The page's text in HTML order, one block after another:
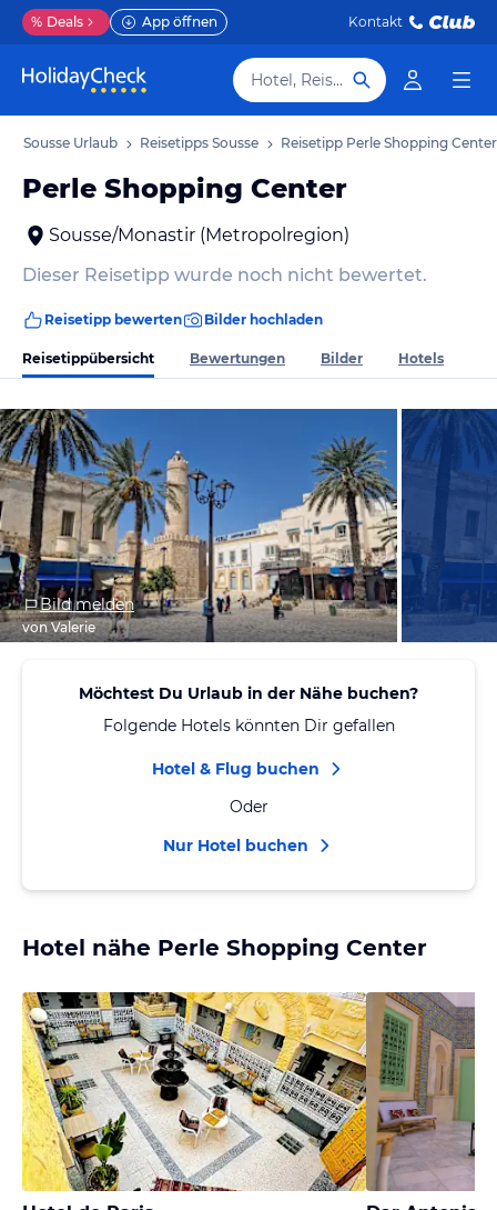
% Deals App öffnen Kontakt
Hotel, Reiseziel
Sousse Urlaub Reisetipps Sousse Reisetipp Perle Shopping Center
Perle Shopping Center
Sousse/Monastir (Metropolregion)
Dieser Reisetipp wurde noch nicht bewertet.
Reisetipp bewerten Bilder hochladen
Reisetippübersicht Bewertungen Bilder Hotels
Bild melden
von Valerie
Möchtest Du Urlaub in der Nähe buchen?
Folgende Hotels könnten Dir gefallen
Hotel & Flug buchen
Oder
Nur Hotel buchen
Hotel nähe Perle Shopping Center